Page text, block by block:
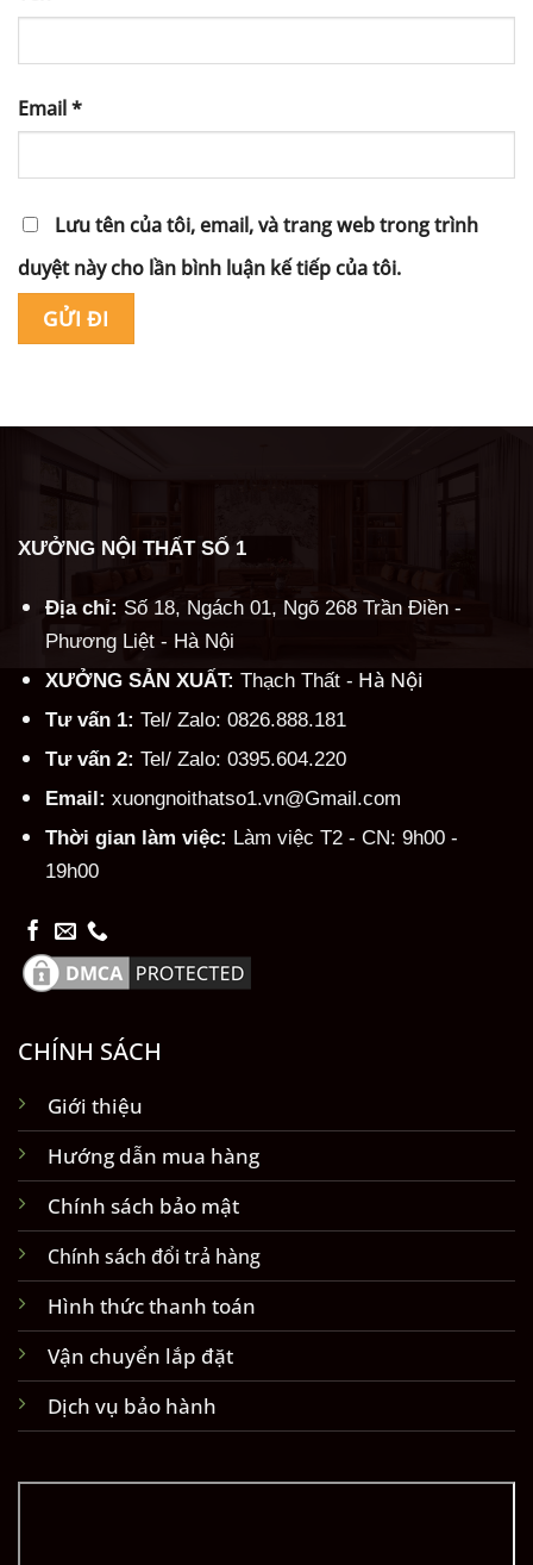
Email*
Lưu tên của tôi, email, và trang web trong trình
duyệt này cho lần bình luận kế tiếp của tôi.
XƯỞNG NỘI THẤT SỐ 1
Địa chỉ: Số 18, Ngách 01, Ngõ 268 Trần Điền -
Phương Liệt - Hà Nội
XƯỞNG SẢN XUẤT: Thạch Thất - Hà Nội
Tư vấn 1: Tel/ Zalo: 0826.888.181
Tư vấn 2: Tel/ Zalo: 0395.604.220
Email: xuongnoithatso1.vn@Gmail.com
Thời gian làm việc: Làm việc T2 - CN: 9h00 -
19h00
CHÍNH SÁCH
Giới thiệu
Hướng dẫn mua hàng
Chính sách bảo mật
Chính sách đổi trả hàng
Hình thức thanh toán
Vận chuyển lắp đặt
Dịch vụ bảo hành